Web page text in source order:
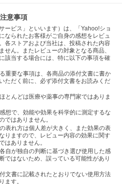
意事項
ービス」といいます）は、「Yahoo!ショ
なられたお客様がご自身の感想をレビュ
各ストアおよび当社は、投稿された内容
せん。またレビューの対象となる商品、
該当する場合には、特に以下の事項を確
重要な事項は、各商品の添付文書に書か
ただく前に、必ず添付文書をお読みくだ
とんどは医療や薬事の専門家ではありま
想で、効能や効果を科学的に測定するな
ではありません。
表れ方は個人差が大きく、また効果の表
りますので、レビュー内容の効果に関す
はありません。
自が独自の判断に基づき選び使用した感
ではないため、誤っている可能性があり
文書に記載されたとおりでない使用方法
ます。